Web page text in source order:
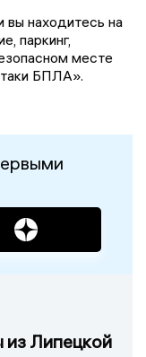
находитесь на
паркинг,
месте
БПЛА».
из Липецкой